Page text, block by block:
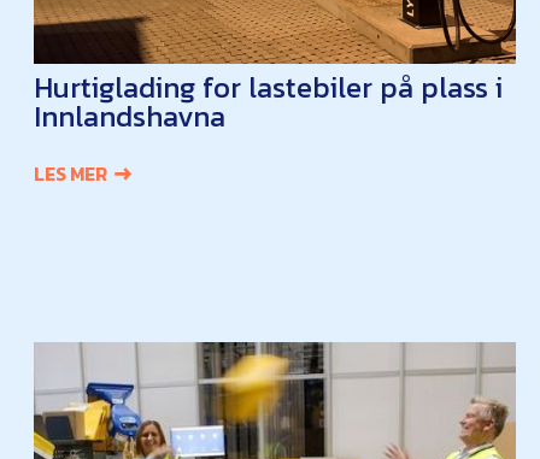
Hurtiglading for lastebiler på plass i
Innlandshavna
LES MER